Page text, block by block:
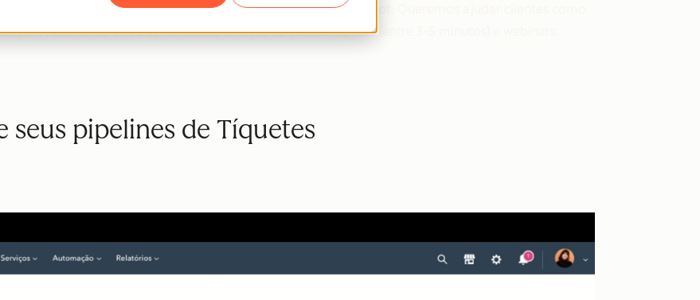
vídeos e webinars lançados mensalmente para clientes HubSpot. Queremos ajudar clientes como
facilitando o seu aprendizado através de vídeos rápidos (entre 3-5 minutos) e webinars.
seus pipelines de Tíquetes